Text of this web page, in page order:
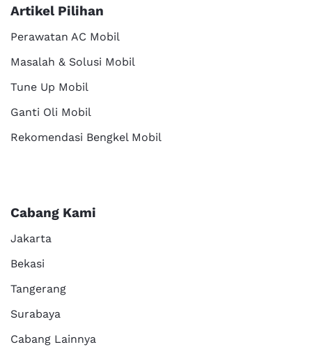
Artikel Pilihan
Perawatan AC Mobil
Masalah & Solusi Mobil
Tune Up Mobil
Ganti Oli Mobil
Rekomendasi Bengkel Mobil
Cabang Kami
Jakarta
Bekasi
Tangerang
Surabaya
Cabang Lainnya